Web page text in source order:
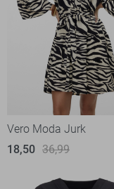
Vero Moda Jurk
18,50 36,99